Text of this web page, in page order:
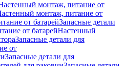
монтаж, питание от
монтаж, питание от
от батарейЗапасные детали
от батарейНастенный
Запасные детали для
от
Запасные детали для